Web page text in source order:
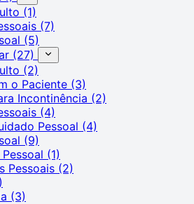
(1)
(7)
(5)
(27)
(2)
o Paciente (3)
Incontinência (2)
(4)
Pessoal (4)
(9)
(1)
Pessoais (2)
(3)